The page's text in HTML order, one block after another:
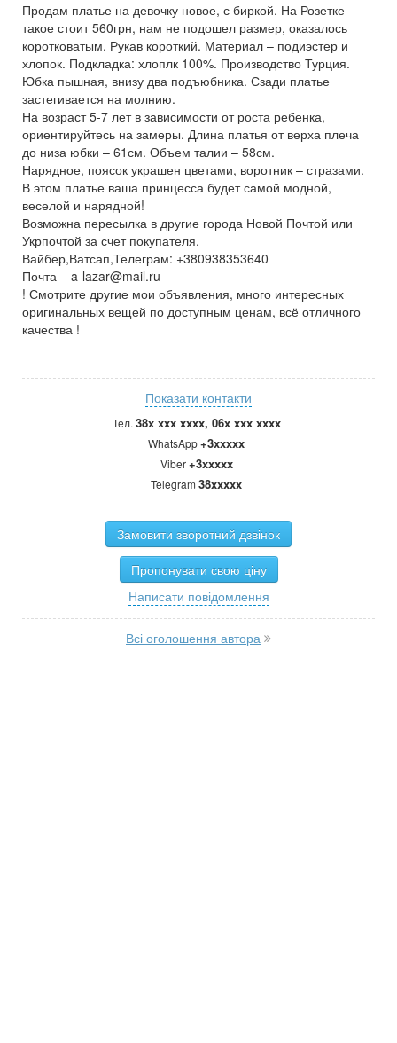
Продам платье на девочку новое, с биркой. На Розетке
такое стоит 560грн, нам не подошел размер, оказалось
коротковатым. Рукав короткий. Материал – подиэстер и
хлопок. Подкладка: хлоплк 100%. Производство Турция.
Юбка пышная, внизу два подъюбника. Сзади платье
застегивается на молнию.
На возраст 5-7 лет в зависимости от роста ребенка,
ориентируйтесь на замеры. Длина платья от верха плеча
до низа юбки – 61см. Объем талии – 58см.
Нарядное, поясок украшен цветами, воротник – стразами.
В этом платье ваша принцесса будет самой модной,
веселой и нарядной!
Возможна пересылка в другие города Новой Почтой или
Укрпочтой за счет покупателя.
Вайбер,Ватсап,Телеграм: +380938353640
Почта – a-lazar@mail.ru
! Смотрите другие мои объявления, много интересных
оригинальных вещей по доступным ценам, всё отличного
качества !
Показати контакти
Тел. 38x xxx xxxx, 06x xxx xxxx
WhatsApp+3xxxxx
Viber+3xxxxx
Telegram 38xxxxx
Замовити зворотний дзвінок
Пропонувати свою ціну
Написати повідомлення
Всі оголошення автора